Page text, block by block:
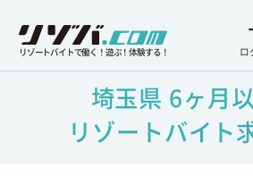
リゾートバイトで働く！遊ぶ！体験する！ ロ
埼玉県 6ヶ月
リゾートバイト